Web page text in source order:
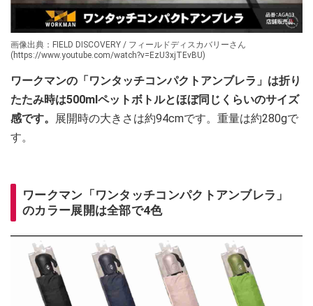
画像出典：FIELD DISCOVERY / フィールドディスカバリーさん
(https://www.youtube.com/watch?v=EzU3xjTEvBU)
ワークマンの「ワンタッチコンパクトアンブレラ」は折り
たたみ時は500mlペットボトルとほぼ同じくらいのサイズ
感です。 展開時の大きさは約94cmです。重量は約280gで
す。
ワークマン「ワンタッチコンパクトアンブレラ」
のカラー展開は全部で4色